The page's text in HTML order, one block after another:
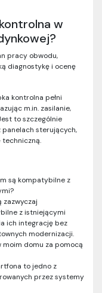
w
pracy obwodu,
diagnostykę i ocenę
kontrolna pełni
m.in. zasilanie,
to szczególnie
sterujących,
techniczną.
są kompatybilne z
zazwyczaj
z istniejącymi
ich integrację bez
modernizacji.
moim domu za pomocą
to jedno z
przez systemy